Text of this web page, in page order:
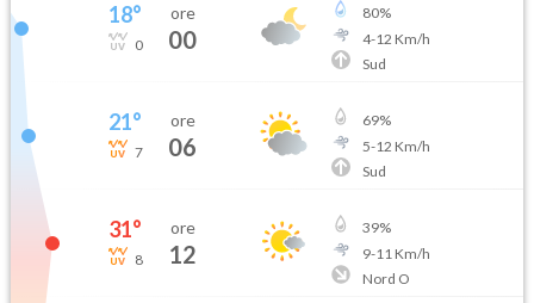
18°
0
ore
00
80%
4-12 Km/h
Sud
21°
7
ore
06
69%
5-12 Km/h
Sud
31°
8
ore
12
39%
9-11 Km/h
Nord O